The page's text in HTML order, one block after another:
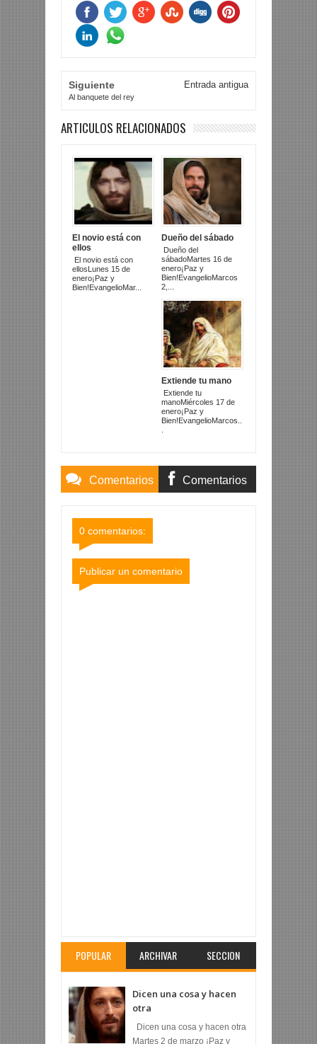
Siguiente
Al banquete del rey
Entrada antigua
ARTICULOS RELACIONADOS
El novio está con
ellos
El novio está con
ellosLunes 15 de
enero¡Paz y
Bien!EvangelioMar...
Dueño del sábado
Dueño del
sábadoMartes 16 de
enero¡Paz y
Bien!EvangelioMarcos
2,...
Extiende tu mano
Extiende tu
manoMiércoles 17 de
enero¡Paz y
Bien!EvangelioMarcos..
Comentarios Comentarios
0 comentarios:
Publicar un comentario
POPULAR ARCHIVAR SECCION
Dicen una cosa y hacen
otra
Dicen una cosa y hacen otra
Martes 2 de marzo ¡Paz y